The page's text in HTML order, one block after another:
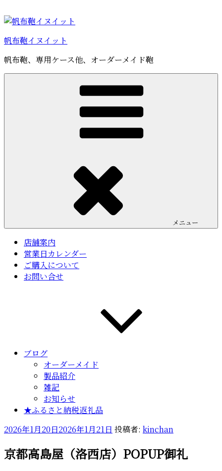
ン
ン
ツ
へ
ス
帆布鞄イヌイット
帆布鞄、専用ケース他、オーダーメイド鞄
メニュー
店舗案内
営業日カレンダー
ご購入について
お問い合せ
ブログ
オーダーメイド
製品紹介
雑記
お知らせ
★ふるさと納税返礼品
投
日:
2026年1月20日2026年1月21日 投稿者: kinchan
京都高島屋（洛西店）POPUP御礼